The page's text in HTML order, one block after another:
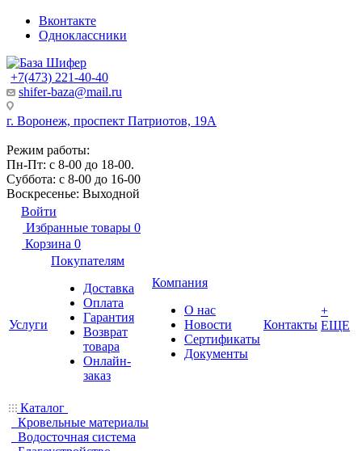
Вконтакте
Одноклассники
+7(473) 221-40-40
shifer-baza@mail.ru
г. Воронеж, проспект Патриотов, 19А
Режим работы:
Пн-Пт: с 8-00 до 18-00.
Суббота: с 8-00 до 16-00
Воскресенье: Выходной
Войти
Избранные товары 0
Корзина 0
Услуги
Покупателям
Доставка
Оплата
Гарантия
Возврат
товара
Онлайн-
заказ
Компания
О нас
Новости
Сертификаты
Документы
Контакты
+
ЕЩЕ
Каталог
Кровельные материалы
Водосточная система